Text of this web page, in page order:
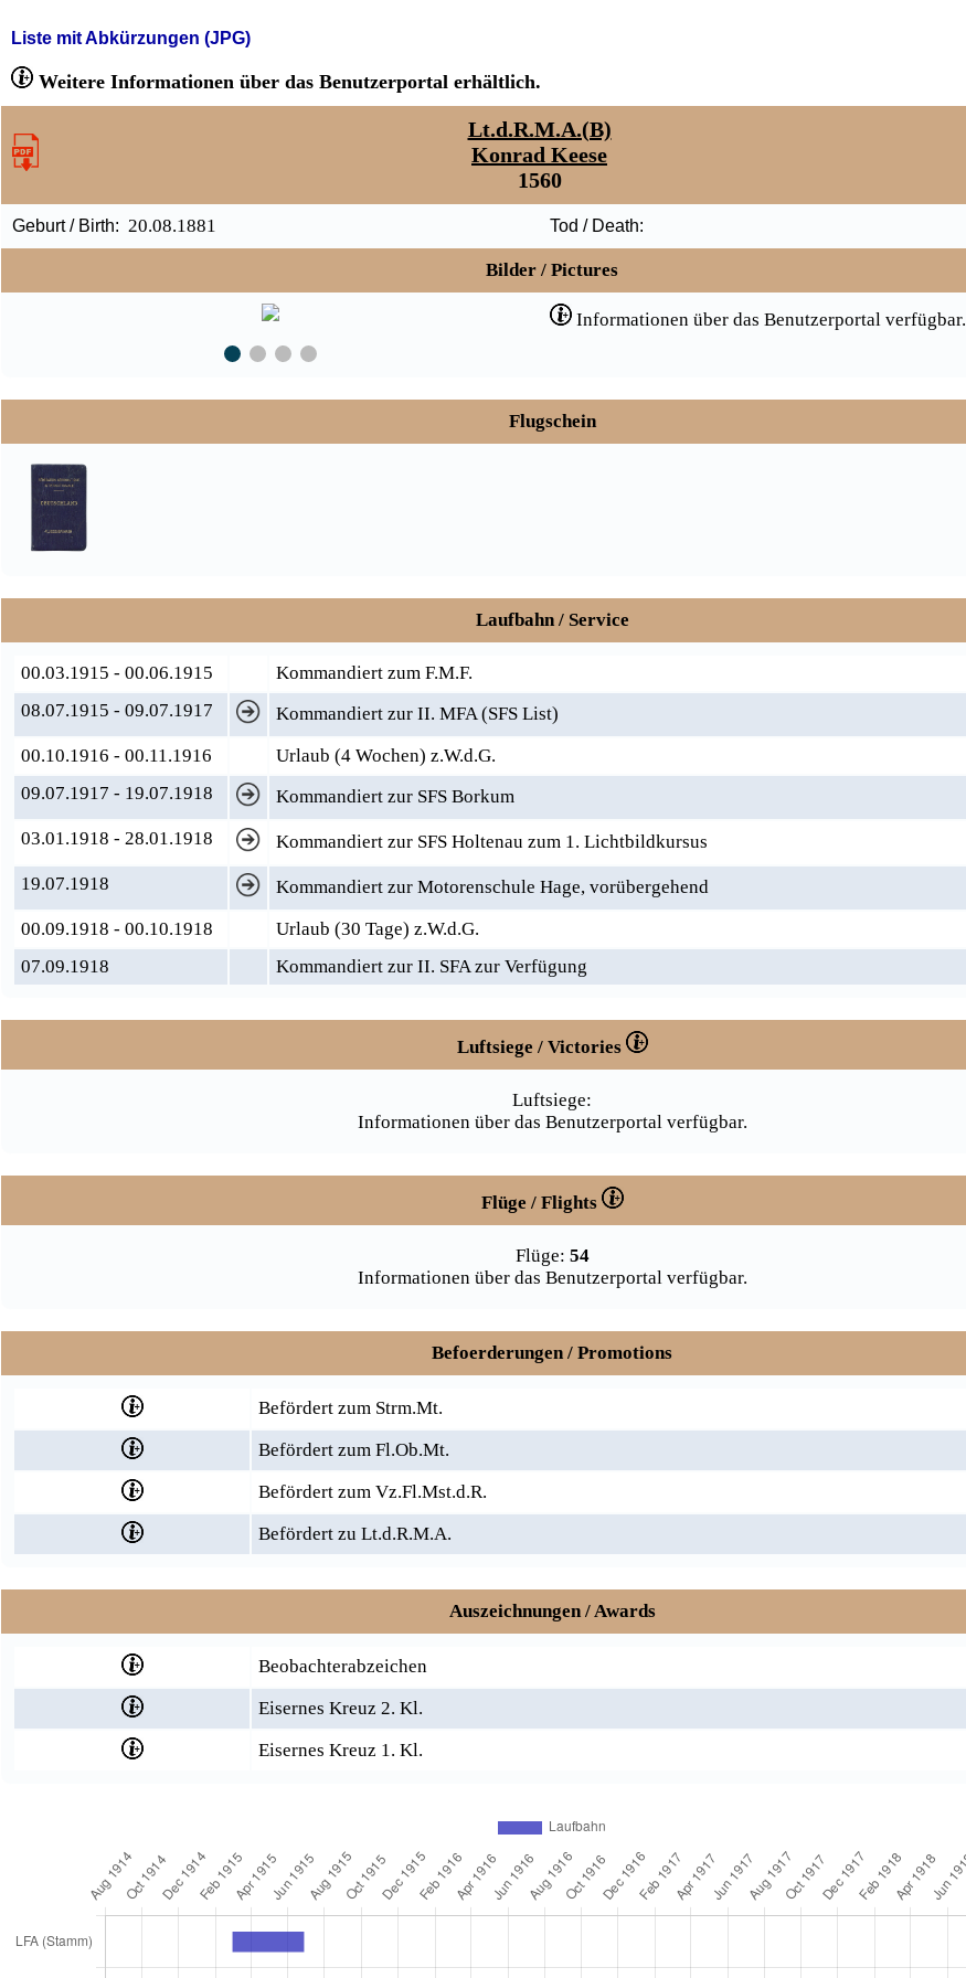
Liste mit Abkürzungen (JPG)
Weitere Informationen über das Benutzerportal erhältlich.
Lt.d.R.M.A.(B)
Konrad Keese
1560
Geburt / Birth: 20.08.1881 Tod / Death:
Bilder / Pictures
Informationen über das Benutzerportal verfügbar.
Flugschein
Laufbahn / Service
00.03.1915 - 00.06.1915
Kommandiert zum F.M.F.
08.07.1915 - 09.07.1917
Kommandiert zur II. MFA (SFS List)
00.10.1916 - 00.11.1916
Urlaub (4 Wochen) z.W.d.G.
09.07.1917 - 19.07.1918
Kommandiert zur SFS Borkum
03.01.1918 - 28.01.1918
Kommandiert zur SFS Holtenau zum 1. Lichtbildkursus
19.07.1918
Kommandiert zur Motorenschule Hage, vorübergehend
00.09.1918 - 00.10.1918
Urlaub (30 Tage) z.W.d.G.
07.09.1918
Kommandiert zur II. SFA zur Verfügung
Luftsiege / Victories
Luftsiege:
Informationen über das Benutzerportal verfügbar.
Flüge / Flights
Flüge: 54
Informationen über das Benutzerportal verfügbar.
Befoerderungen / Promotions
Befördert zum Strm.Mt.
Befördert zum Fl.Ob.Mt.
Befördert zum Vz.Fl.Mst.d.R.
Befördert zu Lt.d.R.M.A.
Auszeichnungen / Awards
Beobachterabzeichen
Eisernes Kreuz 2. Kl.
Eisernes Kreuz 1. Kl.